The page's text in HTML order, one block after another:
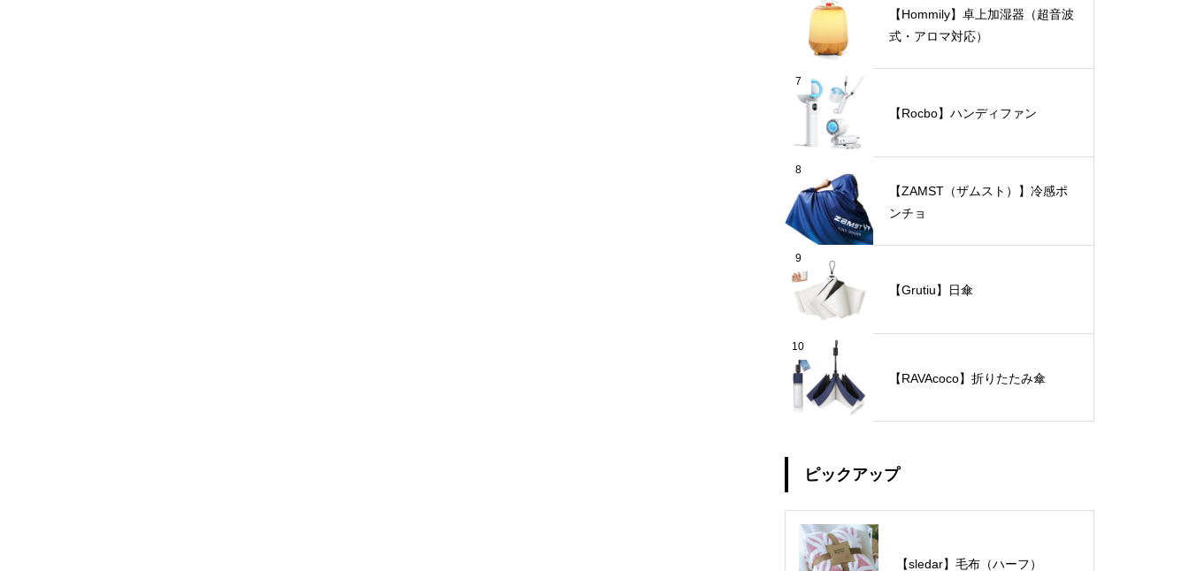
【Hommily】卓上加湿器（超音波
式・アロマ対応）
7
【Rocbo】ハンディファン
8
【ZAMST（ザムスト）】冷感ポ
ンチョ
9
【Grutiu】日傘
10
【RAVAcoco】折りたたみ傘
ピックアップ
【sledar】毛布（ハーフ）